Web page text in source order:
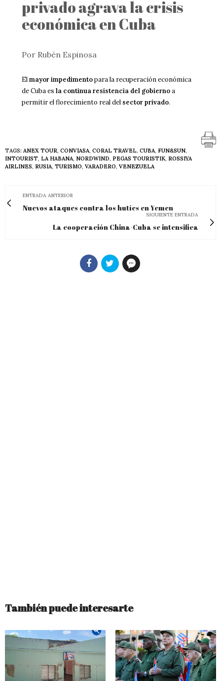
privado agrava la crisis
económica en Cuba
Por Rubén Espinosa
Elmayor impedimentopara la recuperación económica
de Cuba esla continua resistencia del gobiernoa
permitir el florecimiento real del sector privado.
TAGS: ANEX TOUR, CONVIASA, CORAL TRAVEL, CUBA, FUN&SUN,
INTOURIST, LA HABANA, NORDWIND, PEGAS TOURISTIK, ROSSIYA
AIRLINES, RUSIA, TURISMO, VARADERO, VENEZUELA
ENTRADA ANTERIOR
Nuevos ataques contra los hutíes en Yemen
SIGUIENTE ENTRADA
La cooperación China-Cuba se intensifica
También puede interesarte